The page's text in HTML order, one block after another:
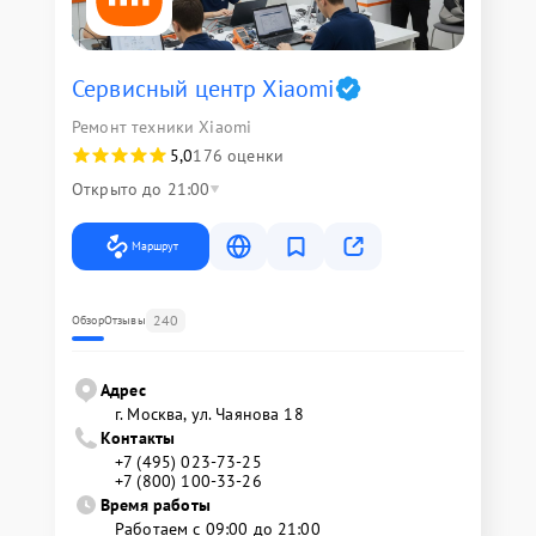
Сервисный центр Xiaomi
Ремонт техники Xiaomi
5,0176 оценки
Открыто до 21:00
Маршрут
ОбзорОтзывы 240
Адрес
г. Москва, ул. Чаянова 18
Контакты
+7 (495) 023-73-25
+7 (800) 100-33-26
Время работы
Работаем с 09:00 до 21:00